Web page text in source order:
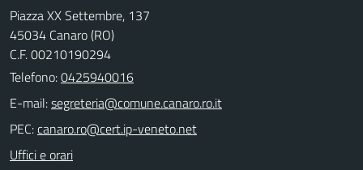
Piazza XX Settembre, 137
45034 Canaro (RO)
C.F. 00210190294
Telefono:0425940016
E-mail:
PEC:
Uffici e orari